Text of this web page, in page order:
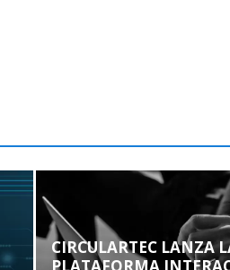
CIRCULARTEC LANZA